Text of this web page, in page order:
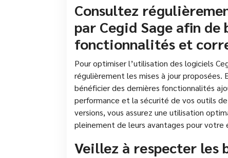
Consultez
par Cegid Sage afin
fonctionnalités et
Pour optimiser l’utilisation des logiciels
régulièrement les mises à jour proposées.
bénéficier des dernières fonctionnalités
performance et la sécurité de vos outils
versions, vous assurez une utilisation
pleinement de leurs avantages pour votre
Veillez à respecter les